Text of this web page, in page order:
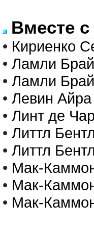
Вместе
• Кириенко
• Ламли
• Ламли
• Левин
• Линт де
• Литтл
• Литтл
• Мак-
• Мак-
• Мак-